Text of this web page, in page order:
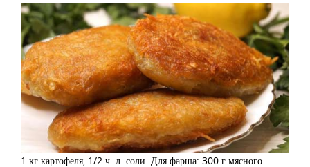
1 кг картофеля, 1/2 ч. л. соли. Для фарша: 300 г мясного